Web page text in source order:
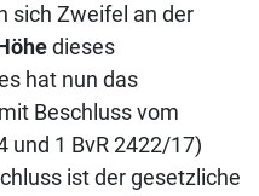
sich Zweifel an der
dieses
hat nun das
Beschluss vom
und 1 BvR 2422/17)
ist der gesetzliche